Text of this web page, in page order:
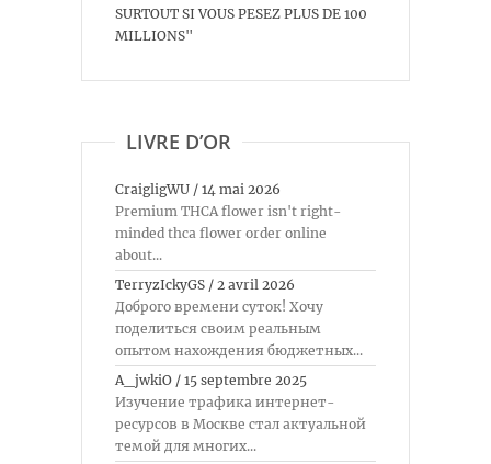
SURTOUT SI VOUS PESEZ PLUS DE 100
MILLIONS"
LIVRE D’OR
CraigligWU / 14 mai 2026
Premium THCA flower isn't right-
minded thca flower order online
about...
TerryzIckyGS / 2 avril 2026
Доброго времени суток! Хочу
поделиться своим реальным
опытом нахождения бюджетных...
A_jwkiO / 15 septembre 2025
Изучение трафика интернет-
ресурсов в Москве стал актуальной
темой для многих...